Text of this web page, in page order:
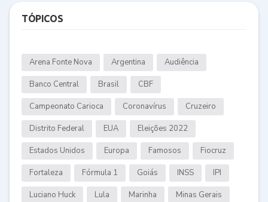
TÓPICOS
Arena Fonte Nova Argentina Audiência
Banco Central Brasil CBF
Campeonato Carioca Coronavírus Cruzeiro
Distrito Federal EUA Eleições 2022
Estados Unidos Europa Famosos Fiocruz
Fortaleza Fórmula 1 Goiás INSS IPI
Luciano Huck Lula Marinha Minas Gerais